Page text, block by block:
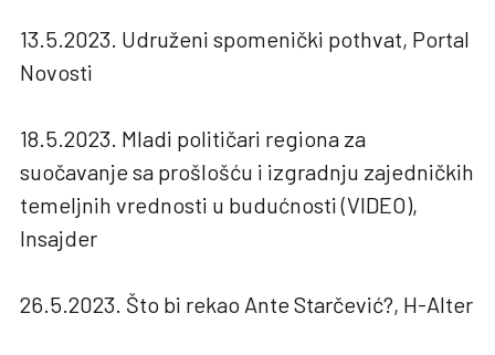
13.5.2023. Udruženi spomenički pothvat, Portal
Novosti
18.5.2023. Mladi političari regiona za
suočavanje sa prošlošću i izgradnju zajedničkih
temeljnih vrednosti u budućnosti (VIDEO),
Insajder
26.5.2023. Što bi rekao Ante Starčević?, H-Alter